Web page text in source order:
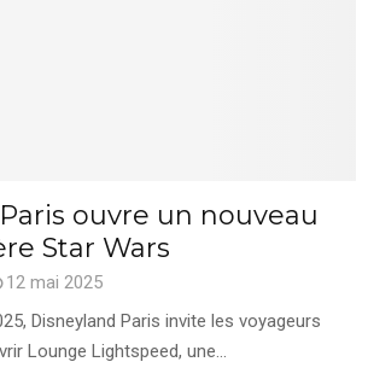
ouvre un nouveau
Star Wars
12 mai 2025
Disneyland Paris invite les voyageurs
Lounge Lightspeed, une...